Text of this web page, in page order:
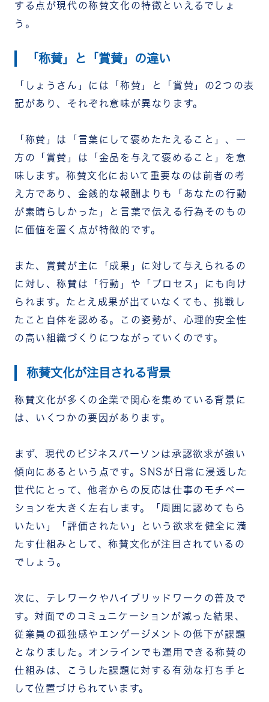
する点が現代の称賛文化の特徴といえるでしょ
う。
「称賛」と「賞賛」の違い
「しょうさん」には「称賛」と「賞賛」の2つの表
記があり、それぞれ意味が異なります。
「称賛」は「言葉にして褒めたたえること」、一
方の「賞賛」は「金品を与えて褒めること」を意
味します。称賛文化において重要なのは前者の考
え方であり、金銭的な報酬よりも「あなたの行動
が素晴らしかった」と言葉で伝える行為そのもの
に価値を置く点が特徴的です。
また、賞賛が主に「成果」に対して与えられるの
に対し、称賛は「行動」や「プロセス」にも向け
られます。たとえ成果が出ていなくても、挑戦し
たこと自体を認める。この姿勢が、心理的安全性
の高い組織づくりにつながっていくのです。
称賛文化が注目される背景
称賛文化が多くの企業で関心を集めている背景に
は、いくつかの要因があります。
まず、現代のビジネスパーソンは承認欲求が強い
傾向にあるという点です。SNSが日常に浸透した
世代にとって、他者からの反応は仕事のモチベー
ションを大きく左右します。「周囲に認めてもら
いたい」「評価されたい」という欲求を健全に満
たす仕組みとして、称賛文化が注目されているの
でしょう。
次に、テレワークやハイブリッドワークの普及で
す。対面でのコミュニケーションが減った結果、
従業員の孤独感やエンゲージメントの低下が課題
となりました。オンラインでも運用できる称賛の
仕組みは、こうした課題に対する有効な打ち手と
して位置づけられています。